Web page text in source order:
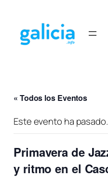
« Todos los Eventos
Este evento ha pasado.
Primavera de
y ritmo en el